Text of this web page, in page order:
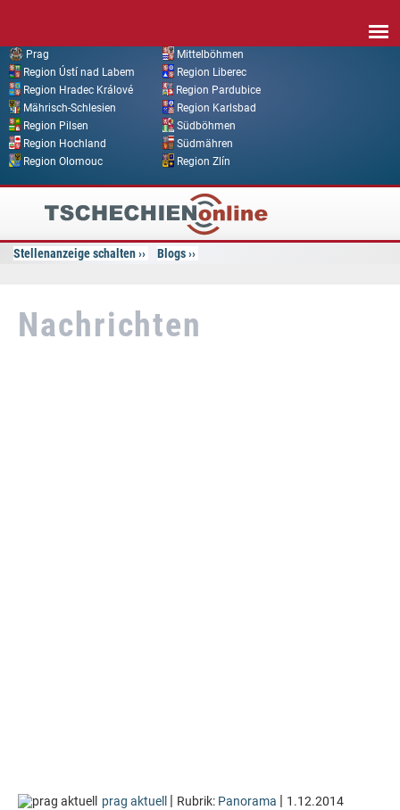
Prag
Mittelböhmen
Region Ústí nad Labem
Region Liberec
Region Hradec Králové
Region Pardubice
Mährisch-Schlesien
Region Karlsbad
Region Pilsen
Südböhmen
Region Hochland
Südmähren
Region Olomouc
Region Zlín
Tschechien
Online
Stellenanzeige schalten Blogs
Nachrichten
prag aktuell | Rubrik: Panorama | 1.12.2014